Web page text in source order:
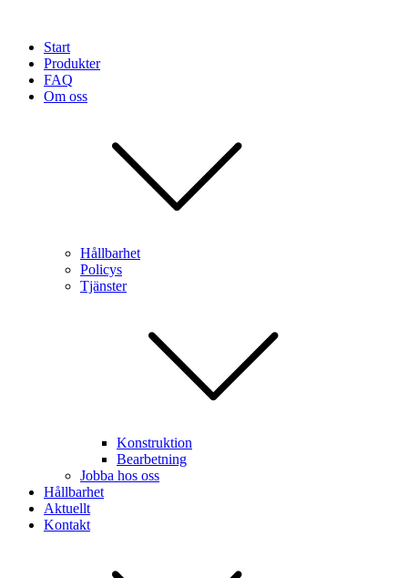
Start
Produkter
FAQ
Om oss
Hållbarhet
Policys
Tjänster
Konstruktion
Bearbetning
Jobba hos oss
Hållbarhet
Aktuellt
Kontakt